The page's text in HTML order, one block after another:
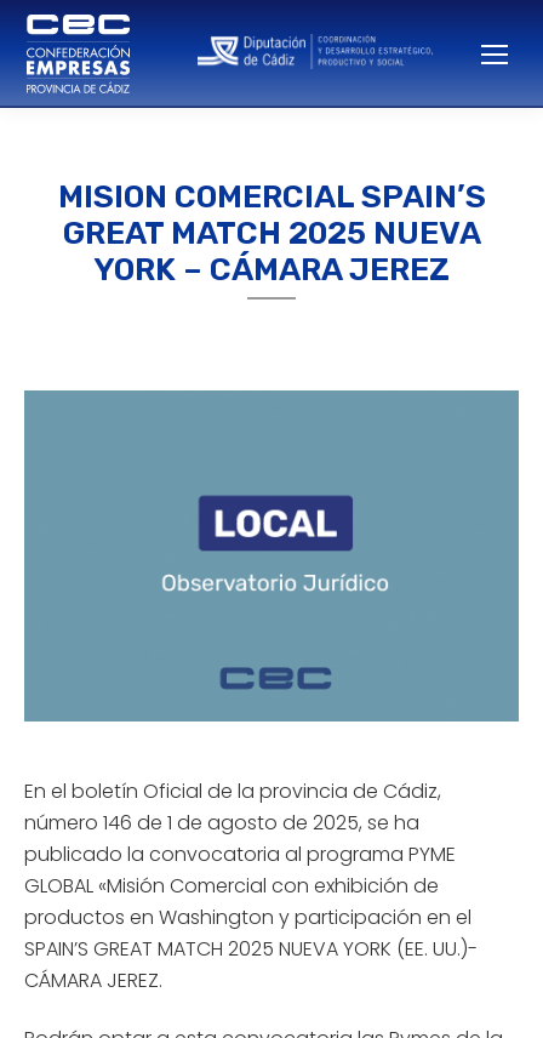
MISION COMERCIAL SPAIN’S
GREAT MATCH 2025 NUEVA
YORK – CÁMARA JEREZ
En el boletín Oficial de la provincia de Cádiz,
número 146 de 1 de agosto de 2025, se ha
publicado la convocatoria al programa PYME
GLOBAL «Misión Comercial con exhibición de
productos en Washington y participación en el
SPAIN’S GREAT MATCH 2025 NUEVA YORK (EE. UU.)-
CÁMARA JEREZ.